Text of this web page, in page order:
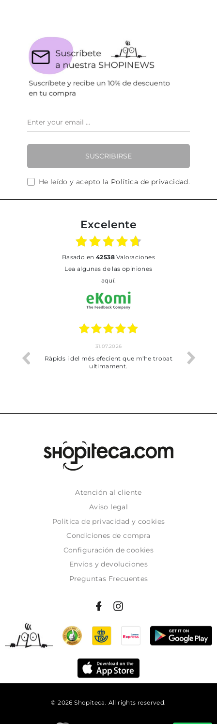
SUSCRIBIRSE
He leído y acepto la Política de privacidad.
Excelente
basado en 42538Valoraciones
Lea algunas de las opiniones
aquí.
m'he trobat
17.07.2026
Bien pero soy de Vilafranca y no me ha
dejado recoger en tienda
Atención al cliente
Aviso legal
Politica de privacidad y cookies
Condiciones de compra
Configuración de cookies
Envíos y devoluciones
Preguntas Frecuentes
© 2026 Shopiteca. All rights reserved.